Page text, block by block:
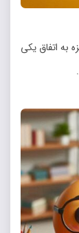
به اتفاق یکی